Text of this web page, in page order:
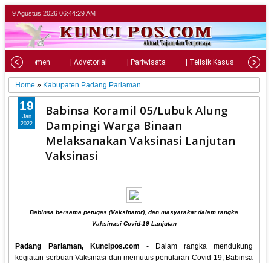
9 Agustus 2026 06:44:31 AM
| Parlemen | Advetorial | Pariwisata | Telisik Kasus |
Home » Kabupaten Padang Pariaman
Babinsa Koramil 05/Lubuk Alung
Dampingi Warga Binaan
Melaksanakan Vaksinasi Lanjutan
Vaksinasi
Babinsa bersama petugas (Vaksinator), dan masyarakat dalam rangka
Vaksinasi Covid-19 Lanjutan
Padang Pariaman, Kuncipos.com - Dalam rangka mendukung
kegiatan serbuan Vaksinasi dan memutus penularan Covid-19, Babinsa
19
Jan
2022